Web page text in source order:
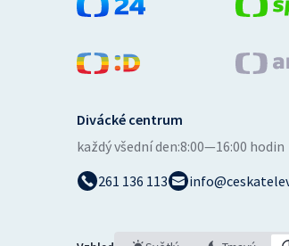
Divácké centrum
každý všední den:8:00—16:00 hodin
261 136 113